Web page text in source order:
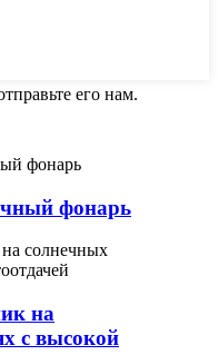
его нам.
фонарь
на
с высокой